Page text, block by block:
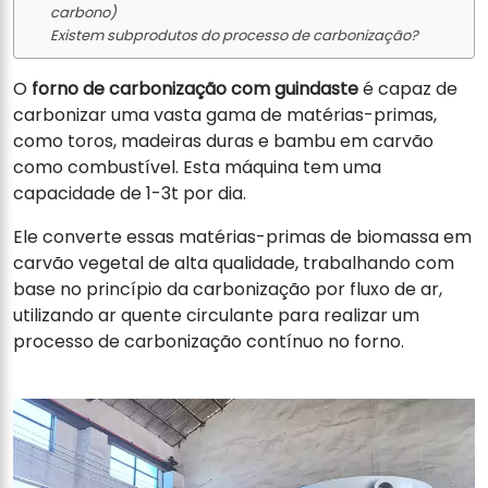
carbono)
Existem subprodutos do processo de carbonização?
O forno de carbonização com guindasteé capaz de
carbonizar uma vasta gama de matérias-primas,
como toros, madeiras duras e bambu em carvão
como combustível. Esta máquina tem uma
capacidade de 1-3t por dia.
Ele converte essas matérias-primas de biomassa em
carvão vegetal de alta qualidade, trabalhando com
base no princípio da carbonização por fluxo de ar,
utilizando ar quente circulante para realizar um
processo de carbonização contínuo no forno.